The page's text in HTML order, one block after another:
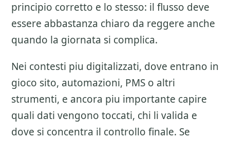
principio corretto e lo stesso: il flusso deve
essere abbastanza chiaro da reggere anche
quando la giornata si complica.
Nei contesti piu digitalizzati, dove entrano in
gioco sito, automazioni, PMS o altri
strumenti, e ancora piu importante capire
quali dati vengono toccati, chi li valida e
dove si concentra il controllo finale. Se